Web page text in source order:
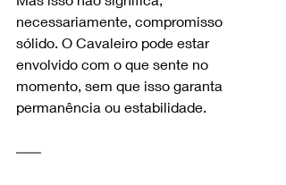
necessariamente, compromisso
sólido. O Cavaleiro pode estar
envolvido com o que sente no
momento, sem que isso garanta
permanência ou estabilidade.